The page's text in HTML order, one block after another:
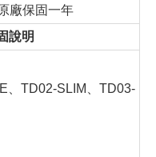
廠保固一年
說明
、TD02-SLIM、TD03-